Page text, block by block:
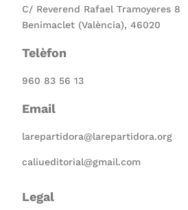
C/ Reverend Rafael Tramoyeres 8
Benimaclet (València), 46020
Telèfon
960 83 56 13
Email
larepartidora@larepartidora.org
caliueditorial@gmail.com
Legal